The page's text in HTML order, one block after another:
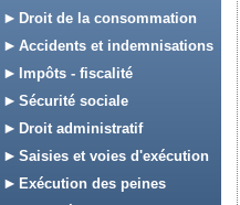
Droit de la consommation
Accidents et indemnisations
Impôts - fiscalité
Sécurité sociale
Droit administratif
Saisies et voies d'exécution
Exécution des peines